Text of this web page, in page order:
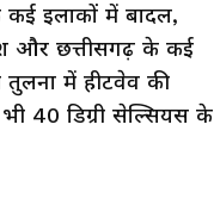
कई इलाकों में बादल,
और छत्तीसगढ़ के कई
तुलना में हीटवेव की
40 डिग्री सेल्सियस के